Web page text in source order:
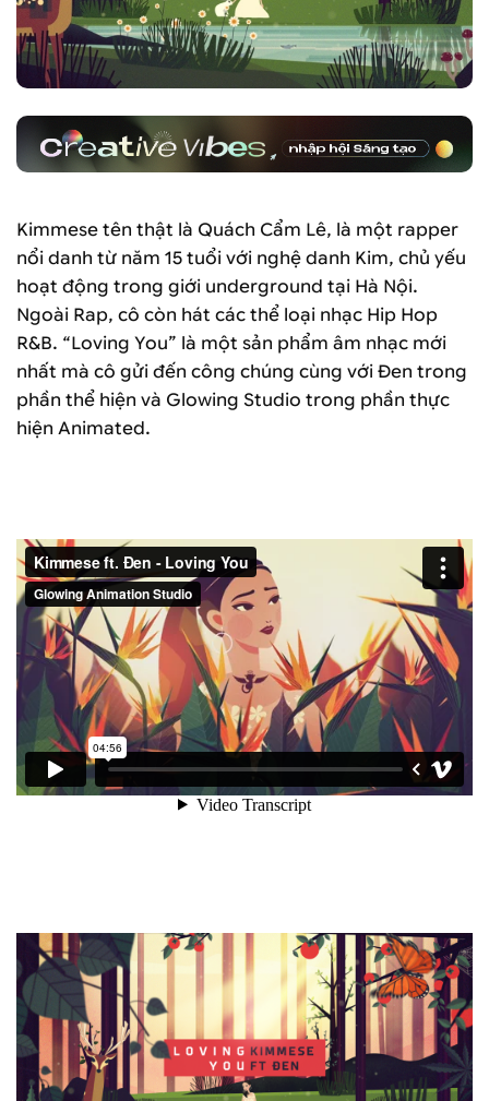
Kimmese tên thật là Quách Cẩm Lê, là một rapper
nổi danh từ năm 15 tuổi với nghệ danh Kim, chủ yếu
hoạt động trong giới underground tại Hà Nội.
Ngoài Rap, cô còn hát các thể loại nhạc Hip Hop
R&B. “Loving You” là một sản phẩm âm nhạc mới
nhất mà cô gửi đến công chúng cùng với Đen trong
phần thể hiện và Glowing Studio trong phần thực
hiện Animated.